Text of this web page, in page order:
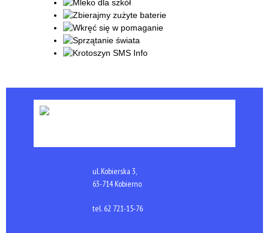
ul. Kobierska 3,
63-714 Kobierno
tel. 62 721-15-76